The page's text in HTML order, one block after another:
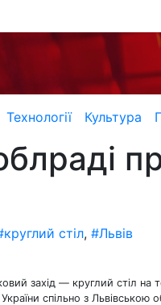
Технології Культура
стіл, #Львів
захід — круглий стіл на
України спільно з